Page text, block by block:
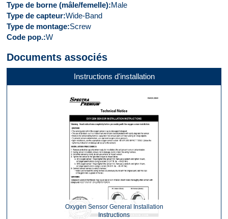
Type de borne (mâle/femelle) Male
Type de capteur Wide-Band
Type de montage Screw
Code pop. W
Documents associés
Instructions d'installation
Oxygen Sensor General Installation
Instructions